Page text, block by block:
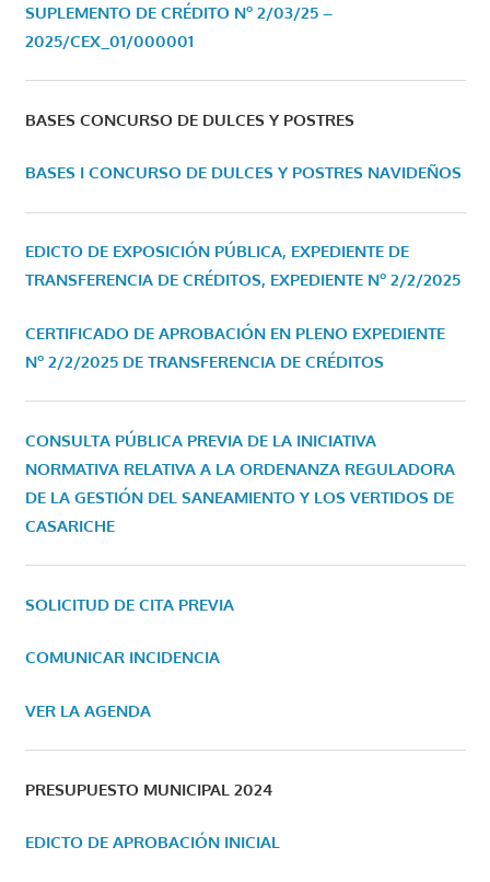
SUPLEMENTO DE CRÉDITO Nº 2/03/25 –
2025/CEX_01/000001
BASES CONCURSO DE DULCES Y POSTRES
BASES I CONCURSO DE DULCES Y POSTRES NAVIDEÑOS
EDICTO DE EXPOSICIÓN PÚBLICA, EXPEDIENTE DE
TRANSFERENCIA DE CRÉDITOS, EXPEDIENTE Nº 2/2/2025
CERTIFICADO DE APROBACIÓN EN PLENO EXPEDIENTE
Nº 2/2/2025 DE TRANSFERENCIA DE CRÉDITOS
CONSULTA PÚBLICA PREVIA DE LA INICIATIVA
NORMATIVA RELATIVA A LA ORDENANZA REGULADORA
DE LA GESTIÓN DEL SANEAMIENTO Y LOS VERTIDOS DE
CASARICHE
SOLICITUD DE CITA PREVIA
COMUNICAR INCIDENCIA
VER LA AGENDA
PRESUPUESTO MUNICIPAL 2024
EDICTO DE APROBACIÓN INICIAL